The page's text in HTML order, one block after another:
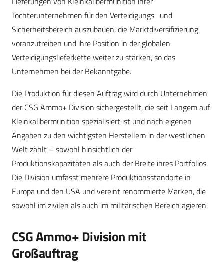
Tochterunternehmen für den Verteidigungs- und
Sicherheitsbereich auszubauen, die Marktdiversifizierung
voranzutreiben und ihre Position in der globalen
Verteidigungslieferkette weiter zu stärken, so das
Unternehmen bei der Bekanntgabe.
Die Produktion für diesen Auftrag wird durch Unternehmen
der CSG Ammo+ Division sichergestellt, die seit Langem auf
Kleinkalibermunition spezialisiert ist und nach eigenen
Angaben zu den wichtigsten Herstellern in der westlichen
Welt zählt – sowohl hinsichtlich der
Produktionskapazitäten als auch der Breite ihres Portfolios.
Die Division umfasst mehrere Produktionsstandorte in
Europa und den USA und vereint renommierte Marken, die
sowohl im zivilen als auch im militärischen Bereich agieren.
CSG Ammo+ Division mit
Großauftrag